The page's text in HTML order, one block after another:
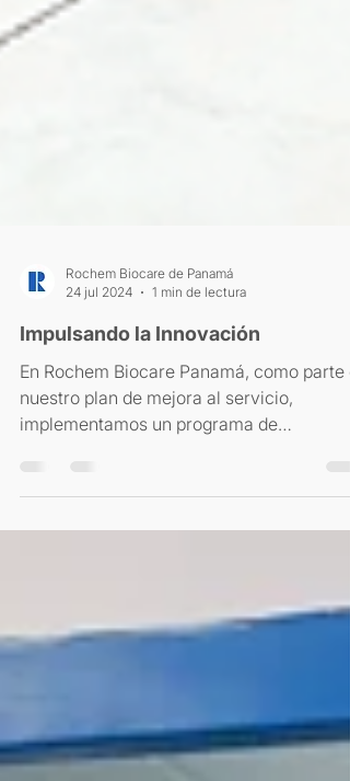
24 jul 2024
1 min de lectura
Impulsando la Innovación
En Rochem Biocare Panamá, como parte
nuestro plan de mejora al servicio,
entrenamiento interno diseñado...